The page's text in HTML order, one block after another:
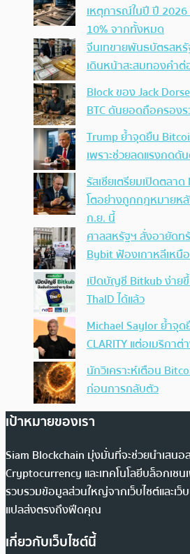
เหตุการณ์ในปี ปี
10% จากทั้งหมด
จีนเทขายพันธบัตรสห
เดินหน้าสะสมทองคำต่
Block ของ Jack
BTC ดันยอดถือครองร
Trump ย้ำจุดยืน
เพราะช่วยลดแรงกดดั
รัสเซียเตรียมเปิดตลาด
โตอย่างถูกกฎหมายห
ก.ย. นี้
ศาลสหรัฐฯ สั่งอายัด
Bybit ฟ้องเกาหลีเหนื
เปิดบัญชี Bitkub ง่า
ThaID ได้แล้ว
Michael Saylor ย้ำจุ
CLARITY แต่อเมริกา
นักวิเคราะห์เตือน
ก่อนการกลับตัว
เป้าหมายของเรา
Siam Blockchain มุ่งมั่นที่จะช่วยนำเสนอ
Cryptocurrency และเทคโนโลยีบล็อกเชน
รวบรวมข้อมูลส่วนใหญ่จากเว็บไซต์และเว็
แปลส่งตรงถึงฟีดคุณ
เกี่ยวกับเว็บไซต์นี้